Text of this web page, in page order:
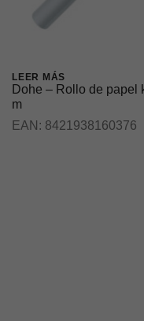
LEER MÁS
Dohe – Rollo de papel
m
EAN: 8421938160376